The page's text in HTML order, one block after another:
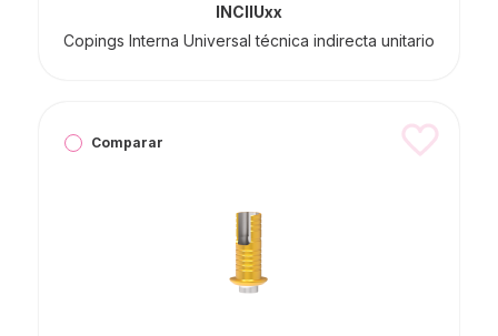
INCIIUxx
Copings Interna Universal técnica indirecta unitario
Comparar